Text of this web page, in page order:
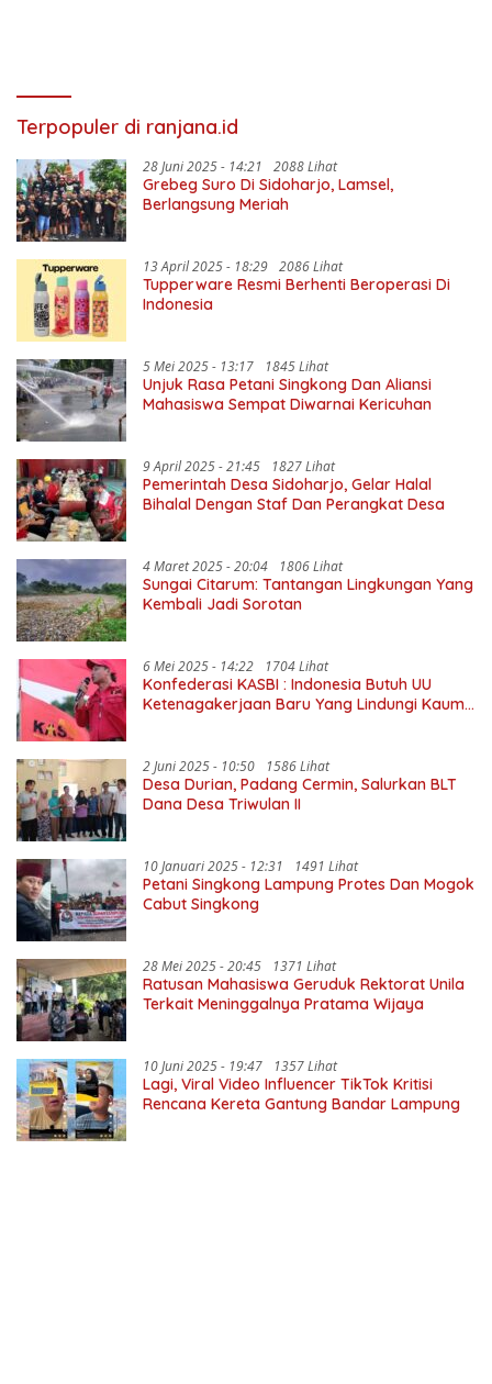
Terpopuler di ranjana.id
28 Juni 2025 - 14:21 2088 Lihat
Grebeg Suro Di Sidoharjo, Lamsel,
Berlangsung Meriah
13 April 2025 - 18:29 2086 Lihat
Tupperware Resmi Berhenti Beroperasi Di
Indonesia
5 Mei 2025 - 13:17 1845 Lihat
Unjuk Rasa Petani Singkong Dan Aliansi
Mahasiswa Sempat Diwarnai Kericuhan
9 April 2025 - 21:45 1827 Lihat
Pemerintah Desa Sidoharjo, Gelar Halal
Bihalal Dengan Staf Dan Perangkat Desa
4 Maret 2025 - 20:04 1806 Lihat
Sungai Citarum: Tantangan Lingkungan Yang
Kembali Jadi Sorotan
6 Mei 2025 - 14:22 1704 Lihat
Konfederasi KASBI : Indonesia Butuh UU
Ketenagakerjaan Baru Yang Lindungi Kaum
2 Juni 2025 - 10:50 1586 Lihat
Desa Durian, Padang Cermin, Salurkan BLT
Dana Desa Triwulan II
10 Januari 2025 - 12:31 1491 Lihat
Petani Singkong Lampung Protes Dan Mogok
Cabut Singkong
28 Mei 2025 - 20:45 1371 Lihat
Ratusan Mahasiswa Geruduk Rektorat Unila
Terkait Meninggalnya Pratama Wijaya
10 Juni 2025 - 19:47 1357 Lihat
Lagi, Viral Video Influencer TikTok Kritisi
Rencana Kereta Gantung Bandar Lampung